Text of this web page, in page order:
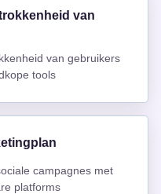
van
van gebruikers
tools
campagnes met
platforms